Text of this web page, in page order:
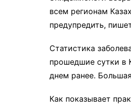
всем регионам
предупредить,
Статистика
прошедшие сутки в
днем ранее.
Как показывает